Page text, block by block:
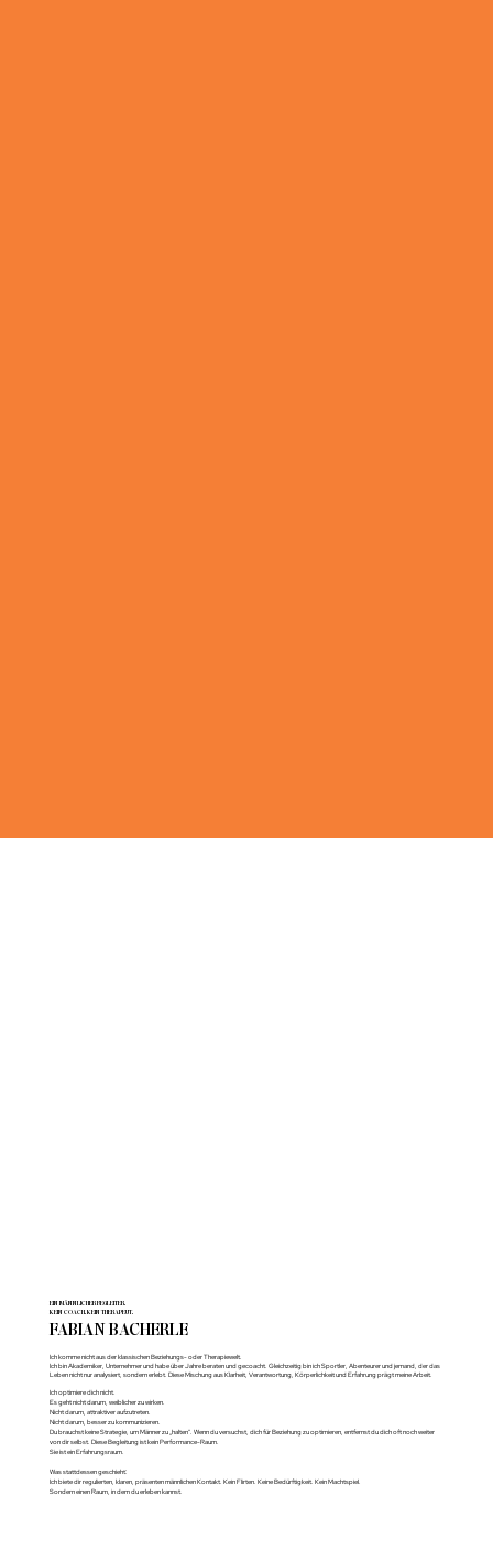
EIN MÄNNLICHER BEGLEITER.
KEIN COACH. KEIN THERAPEUT.
FABIAN BACHERLE
Ich komme nicht aus der klassischen Beziehungs- oder Therapiewelt.
Ich bin Akademiker, Unternehmer und habe über Jahre beraten und gecoacht. Gleichzeitig bin ich Sportler, Abenteurer und jemand, der das
Leben nicht nur analysiert, sondern erlebt. Diese Mischung aus Klarheit, Verantwortung, Körperlichkeit und Erfahrung prägt meine Arbeit.
Ich optimiere dich nicht.
Es geht nicht darum, weiblicher zu wirken.
Nicht darum, attraktiver aufzutreten.
Nicht darum, besser zu kommunizieren.
Du brauchst keine Strategie, um Männer zu „halten". Wenn du versuchst, dich für Beziehung zu optimieren, entfernst du dich oft noch weiter
von dir selbst. Diese Begleitung ist kein Performance-Raum.
Sie ist ein Erfahrungsraum.
Was stattdessen geschieht:
Ich biete dir regulierten, klaren, präsenten männlichen Kontakt. Kein Flirten. Keine Bedürftigkeit. Kein Machtspiel.
Sondern einen Raum, in dem du erleben kannst.